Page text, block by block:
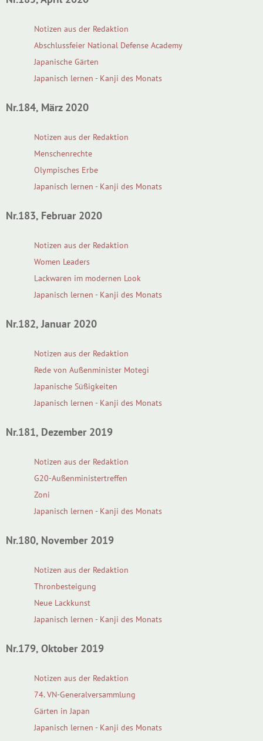
Notizen aus der Redaktion
Abschlussfeier National Defense Academy
Japanische Gärten
Japanisch lernen - Kanji des Monats
Nr.184, März 2020
Notizen aus der Redaktion
Menschenrechte
Olympisches Erbe
Japanisch lernen - Kanji des Monats
Nr.183, Februar 2020
Notizen aus der Redaktion
Women Leaders
Lackwaren im modernen Look
Japanisch lernen - Kanji des Monats
Nr.182, Januar 2020
Notizen aus der Redaktion
Rede von Außenminister Motegi
Japanische Süßigkeiten
Japanisch lernen - Kanji des Monats
Nr.181, Dezember 2019
Notizen aus der Redaktion
G20-Außenministertreffen
Zoni
Japanisch lernen - Kanji des Monats
Nr.180, November 2019
Notizen aus der Redaktion
Thronbesteigung
Neue Lackkunst
Japanisch lernen - Kanji des Monats
Nr.179, Oktober 2019
Notizen aus der Redaktion
74. VN-Generalversammlung
Gärten in Japan
Japanisch lernen - Kanji des Monats